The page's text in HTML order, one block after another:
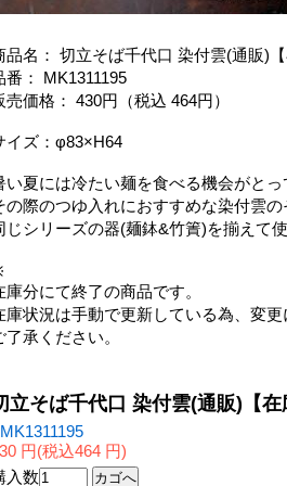
品名： 切立そば千代口 染付雲(通販)【
番： MK1311195
売価格： 430円（税込 464円）
イズ：φ83×H64
い夏には冷たい麺を食べる機会がとっ
の際のつゆ入れにおすすめな染付雲の
じシリーズの器(麺鉢&竹簀)を揃えて
庫分にて終了の商品です。
庫状況は手動で更新している為、変更
了承ください。
立そば千代口 染付雲(通販)【在
円(税込464 円)
入数